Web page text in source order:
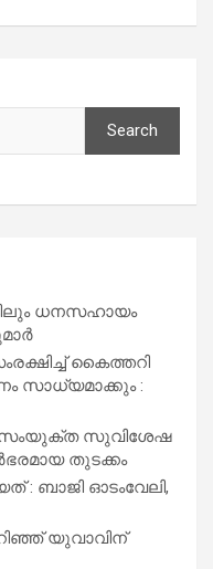
Search
ധനസഹായം
കൈത്തറി
സാധ്യമാക്കും :
സംയുക്ത സുവിശേഷ
തുടക്കം
: ബാജി ഓടംവേലി,
യുവാവിന്